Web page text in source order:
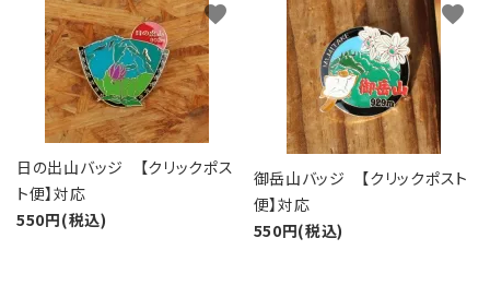
日の出山バッジ 【クリックポス
ト便】対応
550円(税込)
favorite
御岳山バッジ 【クリックポスト
便】対応
550円(税込)
favorite